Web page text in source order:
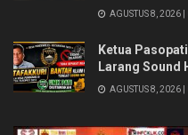
AGUSTUS 8, 2026 |
Ketua
Larang Sound
AGUSTUS 8, 2026